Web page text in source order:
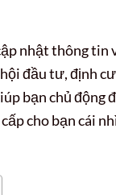
nhật thông tin
đầu tư, định
bạn chủ động
cho bạn cái